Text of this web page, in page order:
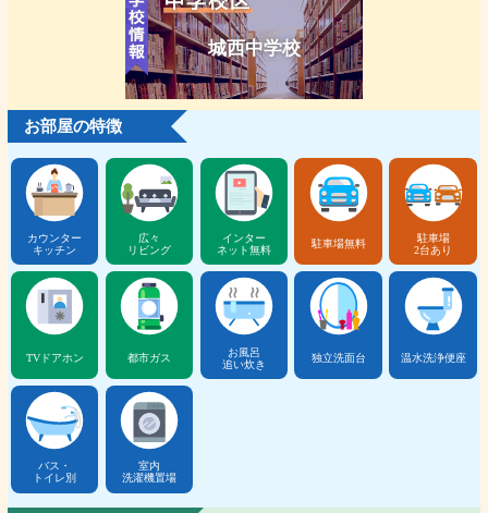
城西中学校
お部屋の特徴
カウンター
キッチン
広々
リビング
インター
ネット無料
駐車場無料
駐車場
2台あり
TVドアホン 都市ガス
お風呂
追い炊き
独立洗面台 温水洗浄便座
バス・
トイレ別
室内
洗濯機置場